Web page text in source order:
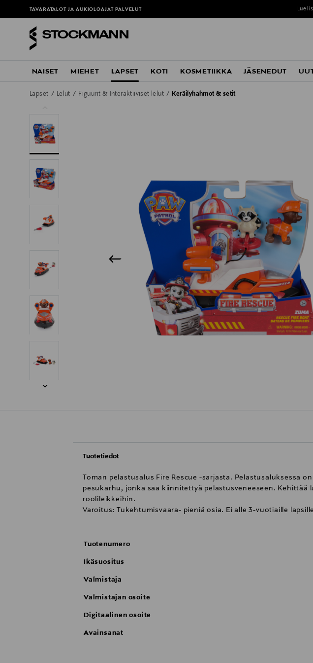
TAVARATALOT JA AUKIOLOAJAT PALVELUT Lue
NAISET MIEHET LAPSET KOTI KOSMETIIKKA JÄSENEDUT
Lapset Lelut Figuurit & Interaktiiviset lelut Keräilyhahmot & setit
Tuotetiedot
Toman pelastusalus Fire Rescue -sarjasta. Pelastusaluksessa
pesukarhu, jonka saa kiinnitettyä pelastusveneeseen.
roolileikkeihin.
Varoitus: Tukehtumisvaara- pieniä osia. Ei alle 3-vuotiaille
Tuotenumero
Ikäsuositus
Valmistaja
Valmistajan osoite
Digitaalinen osoite
Avainsanat